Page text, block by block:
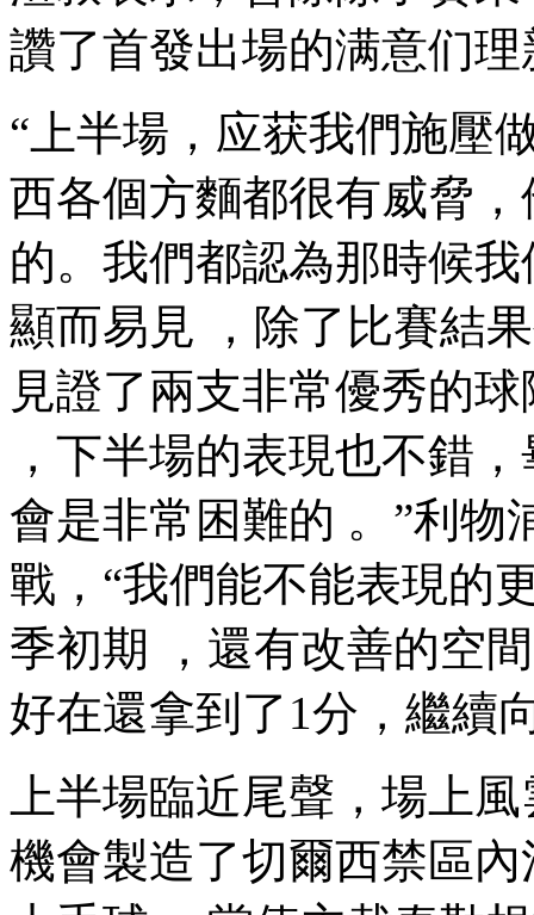
讚了首發出場的满意们理新
“上半場，应获我們施壓做
西各個方麵都很有威脅
的 。我們都認為那時候
顯而易見 ，除了比賽結果
見證了兩支非常優秀的球
，下半場的表現也不錯
會是非常困難的 。”利
戰，“我們能不能表現的
季初期 ，還有改善的空間
好在還拿到了1分，繼續向
上半場臨近尾聲，場上
機會製造了切爾西禁區內